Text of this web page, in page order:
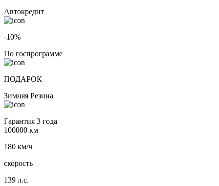
Автокредит
-10%
По госпрограмме
ПОДАРОК
Зимняя Резина
Гарантия 3 года
100000 км
180 км/ч
скорость
139 л.с.